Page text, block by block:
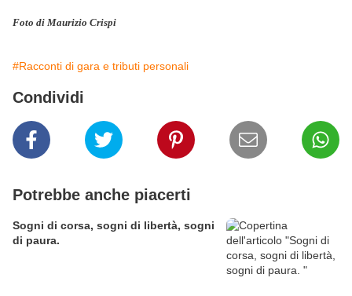
Foto di Maurizio Crispi
#Racconti di gara e tributi personali
Condividi
Potrebbe anche piacerti
Sogni di corsa, sogni di libertà, sogni
di paura.